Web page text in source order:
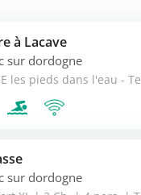
à Lacave
sur dordogne
sur dordogne